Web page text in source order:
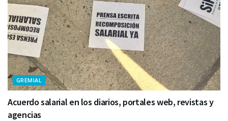
GREMIAL
Acuerdo salarial en los diarios, portales web, revistas y
agencias